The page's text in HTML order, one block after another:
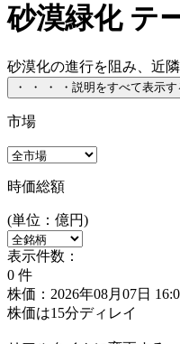
砂漠緑化 テ
砂漠化の進行を阻み、近
・ ・ ・ ・ 説明をすべて表示す
市場
時価総額
(単位：億円)
表示件数：
0 件
株価：2026年08月07日
株価は15分ディレイ